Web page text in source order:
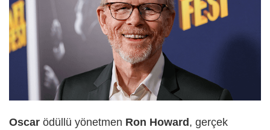
Oscar ödüllü yönetmen Ron Howard , gerçek